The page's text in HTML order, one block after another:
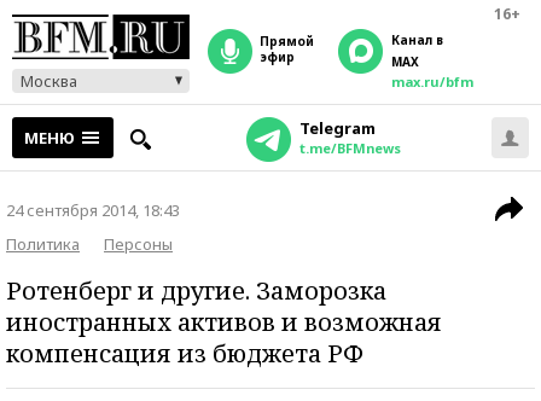
16+
Москва
прямой
эфир
Канал в
MAX
max.ru/bfm
МЕНЮ Telegram
t.me/BFMnews
24 сентября 2014, 18:43
Политика
Персоны
Ротенберг и другие. Заморозка
иностранных активов и возможная
компенсация из бюджета РФ